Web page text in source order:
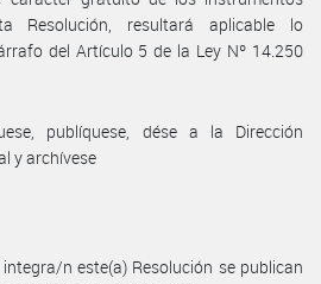
Resolución, resultará aplicable lo
del Artículo 5 de la Ley Nº 14.250
publíquese, dése a la Dirección
y archívese
n este(a) Resolución se publican